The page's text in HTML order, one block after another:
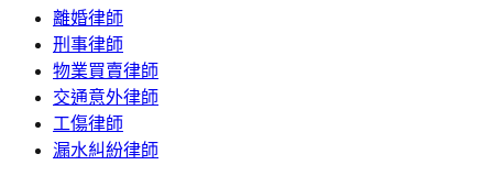
離婚律師
刑事律師
物業買賣律師
交通意外律師
工傷律師
漏水糾紛律師